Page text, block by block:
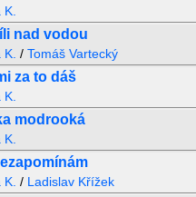
nad vodou
/ Tomáš Vartecký
za to dáš
modrooká
/ Ladislav Křížek